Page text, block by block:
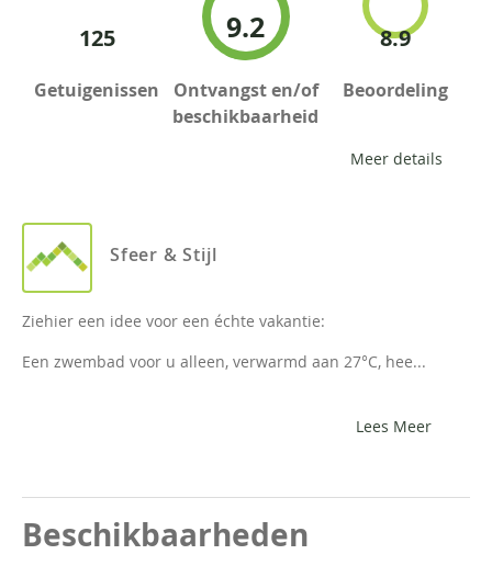
125
Getuigenissen
9.2
Ontvangst en/of
beschikbaarheid
8.9
Beoordeling
Meer details
Sfeer & Stijl
Ziehier een idee voor een échte vakantie:
Een zwembad voor u alleen, verwarmd aan 27°C, hee...
Lees Meer
Beschikbaarheden